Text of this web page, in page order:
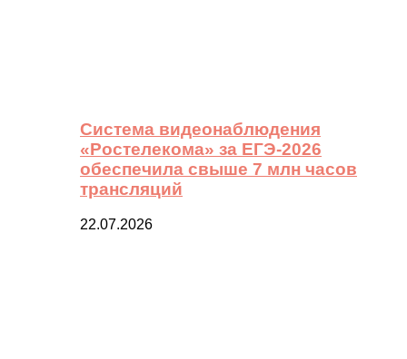
Система видеонаблюдения
«Ростелекома» за ЕГЭ-2026
обеспечила свыше 7 млн часов
трансляций
22.07.2026